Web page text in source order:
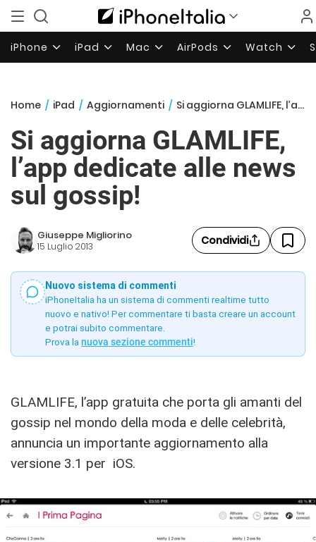
iPhone iPad Mac AirPods Watch
Home / iPad / Aggiornamenti / Si aggiorna GLAMLIFE, l’app dedicate alle news sul gossip!
Si aggiorna GLAMLIFE,
l’app dedicate alle news
sul gossip!
Giuseppe Migliorino
15 Luglio 2013 Condividi
Nuovo sistema di commenti
iPhoneItalia ha un sistema di commenti realtime tutto
nuovo e nativo! Per commentare ti basta creare un account
e potrai subito commentare.
Prova la nuova sezione commenti!
GLAMLIFE, l’app gratuita che porta gli amanti del
gossip nel mondo della moda e delle celebrità,
annuncia un importante aggiornamento alla
versione 3.1 per iOS.